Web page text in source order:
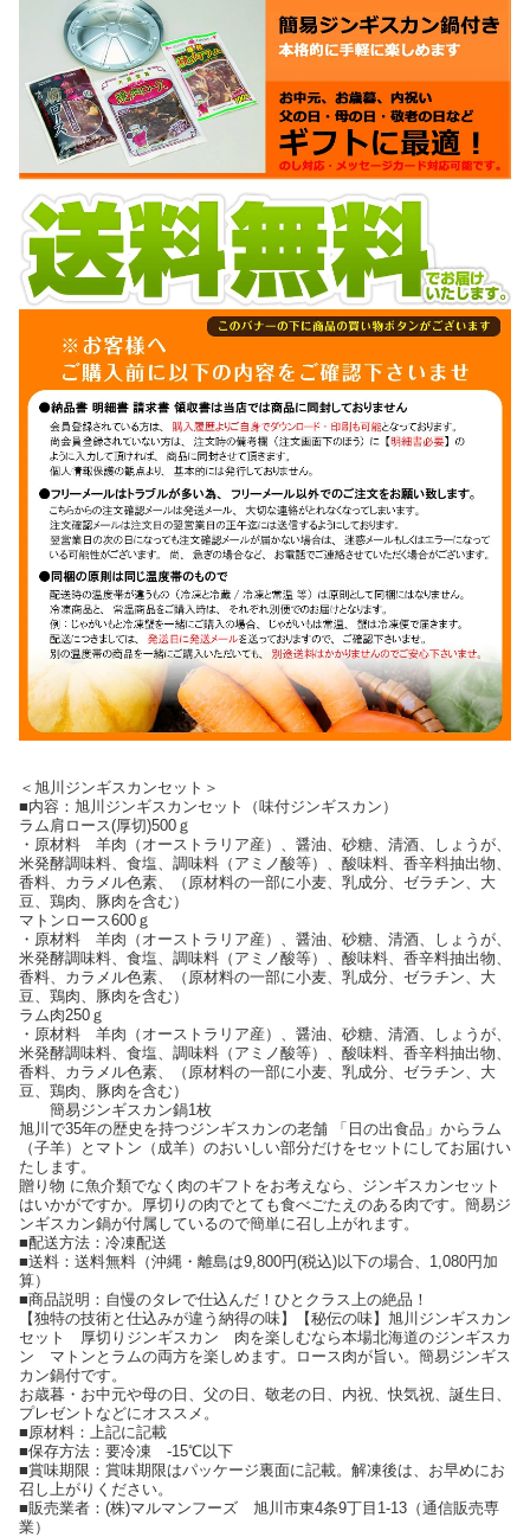
＜旭川ジンギスカンセット＞
■内容：旭川ジンギスカンセット（味付ジンギスカン）
ラム肩ロース(厚切)500ｇ
・原材料 羊肉（オーストラリア産）、醤油、砂糖、清酒、しょうが、
米発酵調味料、食塩、調味料（アミノ酸等）、酸味料、香辛料抽出物、
香料、カラメル色素、（原材料の一部に小麦、乳成分、ゼラチン、大
豆、鶏肉、豚肉を含む）
マトンロース600ｇ
・原材料 羊肉（オーストラリア産）、醤油、砂糖、清酒、しょうが、
米発酵調味料、食塩、調味料（アミノ酸等）、酸味料、香辛料抽出物、
香料、カラメル色素、（原材料の一部に小麦、乳成分、ゼラチン、大
豆、鶏肉、豚肉を含む）
ラム肉250ｇ
・原材料 羊肉（オーストラリア産）、醤油、砂糖、清酒、しょうが、
米発酵調味料、食塩、調味料（アミノ酸等）、酸味料、香辛料抽出物、
香料、カラメル色素、（原材料の一部に小麦、乳成分、ゼラチン、大
豆、鶏肉、豚肉を含む）
簡易ジンギスカン鍋1枚
旭川で35年の歴史を持つジンギスカンの老舗 「日の出食品」からラム
（子羊）とマトン（成羊）のおいしい部分だけをセットにしてお届けい
たします。
贈り物 に魚介類でなく肉のギフトをお考えなら、ジンギスカンセット
はいかがですか。厚切りの肉でとても食べごたえのある肉です。簡易ジ
ンギスカン鍋が付属しているので簡単に召し上がれます。
■配送方法：冷凍配送
■送料：送料無料（沖縄・離島は9,800円(税込)以下の場合、1,080円加
算）
■商品説明：自慢のタレで仕込んだ！ひとクラス上の絶品！
【独特の技術と仕込みが違う納得の味】【秘伝の味】旭川ジンギスカン
セット 厚切りジンギスカン 肉を楽しむなら本場北海道のジンギスカ
ン マトンとラムの両方を楽しめます。ロース肉が旨い。簡易ジンギス
カン鍋付です。
お歳暮・お中元や母の日、父の日、敬老の日、内祝、快気祝、誕生日、
プレゼントなどにオススメ。
■原材料：上記に記載
■保存方法：要冷凍 -15℃以下
■賞味期限：賞味期限はパッケージ裏面に記載。解凍後は、お早めにお
召し上がりください。
■販売業者：(株)マルマンフーズ 旭川市東4条9丁目1-13（通信販売専
業）